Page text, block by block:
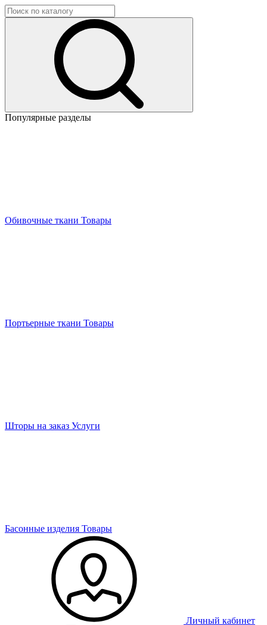
Популярные разделы
Обивочные ткани Товары
Портьерные ткани Товары
Шторы на заказ Услуги
Басонные изделия Товары
Личный кабинет